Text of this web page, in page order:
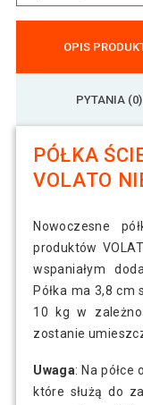
niebieska
OPIS
PYTANIA (0)
PÓŁKA
VOLATO
Nowoczesne
produktów
wspaniałym
Półka ma 3,8 cm
10 kg w
zostanie
Uwaga: Na półce
które służą do